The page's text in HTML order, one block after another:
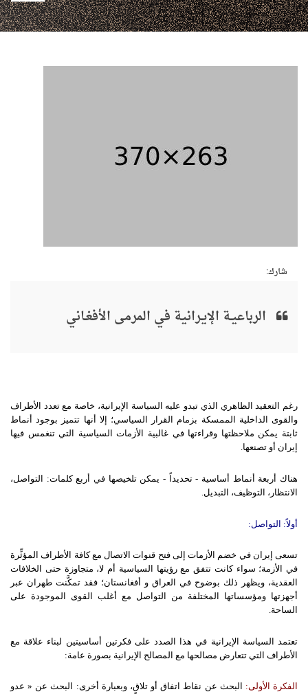
شارك:
الرباعيـة الإيـرانية في المرمى الأفغـاني
رغم التعقيد الظاهري الذي تبدو عليه السياسة الإيرانية، خاصة مع تعدد الأطراف
والقوى الداخلية الممسكة بزمام القرار السياسي؛ إلا أنها تتميز بوجود أنماط
ثابتة يمكن ملاحظتها وقراءتها في غالبية الأزمات السياسية التي تنغمس فيها
إيران أو تصنعها.
هناك أربعة أنماط أساسية - تحديداً - يمكن تلخيصها في أربع كلمات: التواصل،
الانتظار، التوظيف، التبديل.
أولاً: التواصل:
تسعى إيران في خضم الأزمات إلى فتح قنوات الاتصال مع كافة الأطراف المؤثِّرة
في الأزمة؛ سواء كانت تتفق مع رؤيتها السياسية أم لا، متجاوزة حتى الخلافات
العقدية، ويظهر ذلك بوضوح في العراق و أفغانستان؛ فقد تمكَّنت طهران عبر
أجهزتها ومؤسساتها المختلفة من التواصل مع أغلب القوى الموجودة على
الساحة.
تعتمد السياسة الإيرانية في هذا الصدد على فكرتين أساسيتين لبناء علاقة مع
الأطراف التي تتعارض مصالحها مع المصالح الإيرانية بصورة عامة:
الفكرة الأولى: البحث عن نقاط اتفاق أو تلاقٍ، وبعبارة أخرى: البحث عن « عدو